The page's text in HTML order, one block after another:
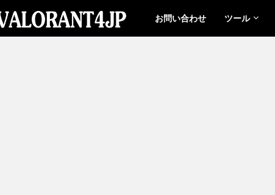
お問い合わせ ツール